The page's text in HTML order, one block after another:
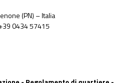
(PN) – Italia
0434 57415